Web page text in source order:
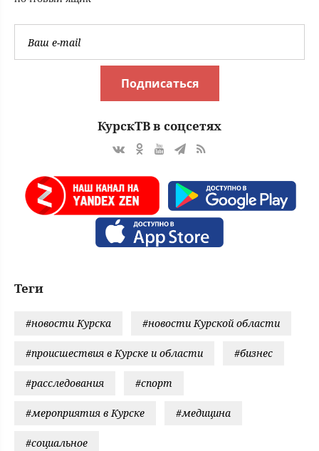
Подписаться
КурскТВ в соцсетях
Теги
#новости Курска #новости Курской области
#происшествия в Курске и области #бизнес
#расследования #спорт
#мероприятия в Курске #медицина
#социальное